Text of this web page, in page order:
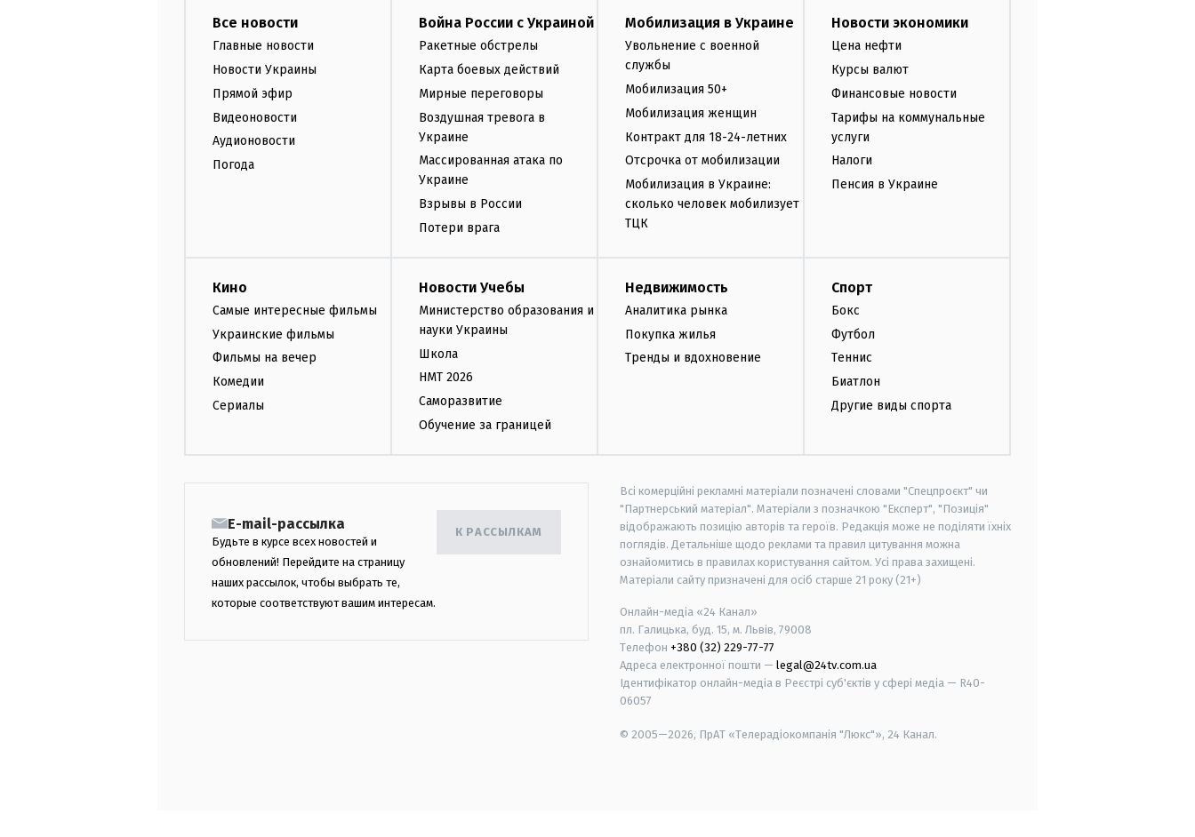
Все новости
Главные новости
Новости Украины
Прямой эфир
Видеоновости
Аудионовости
Погода
Война России с Украиной
Ракетные обстрелы
Карта боевых действий
Мирные переговоры
Воздушная тревога в
Украине
Массированная атака по
Украине
Взрывы в России
Потери врага
Мобилизация в Украине
Увольнение с военной
службы
Мобилизация 50+
Мобилизация женщин
Контракт для 18-24-летних
Отсрочка от мобилизации
Мобилизация в Украине:
сколько человек мобилизует
ТЦК
Новости экономики
Цена нефти
Курсы валют
Финансовые новости
Тарифы на коммунальные
услуги
Налоги
Пенсия в Украине
Кино
Самые интересные фильмы
Украинские фильмы
Фильмы на вечер
Комедии
Сериалы
Новости Учебы
Министерство образования и
науки Украины
Школа
НМТ 2026
Саморазвитие
Обучение за границей
Недвижимость
Аналитика рынка
Покупка жилья
Тренды и вдохновение
Спорт
Бокс
Футбол
Теннис
Биатлон
Другие виды спорта
E-mail-рассылка
Будьте в курсе всех новостей и
обновлений! Перейдите на страницу
наших рассылок, чтобы выбрать те,
которые соответствуют вашим интересам.
К РАССЫЛКАМ
Всі комерційні рекламні матеріали позначені словами "Спецпроєкт" чи
"Партнерський матеріал". Матеріали з позначкою "Експерт", "Позиція"
відображають позицію авторів та героїв. Редакція може не поділяти їхніх
поглядів. Детальніше щодо реклами та правил цитування можна
ознайомитись в правилах користування сайтом. Усі права захищені.
Матеріали сайту призначені для осіб старше 21 року (21+)
Онлайн-медіа «24 Канал»
пл. Галицька, буд. 15, м. Львів, 79008
Телефон +380 (32) 229-77-77
Адреса електронної пошти — legal@24tv.com.ua
Ідентифікатор онлайн-медіа в Реєстрі суб'єктів у сфері медіа — R40-
06057
© 2005—2026, ПрАТ «Телерадіокомпанія "Люкс"», 24 Канал.